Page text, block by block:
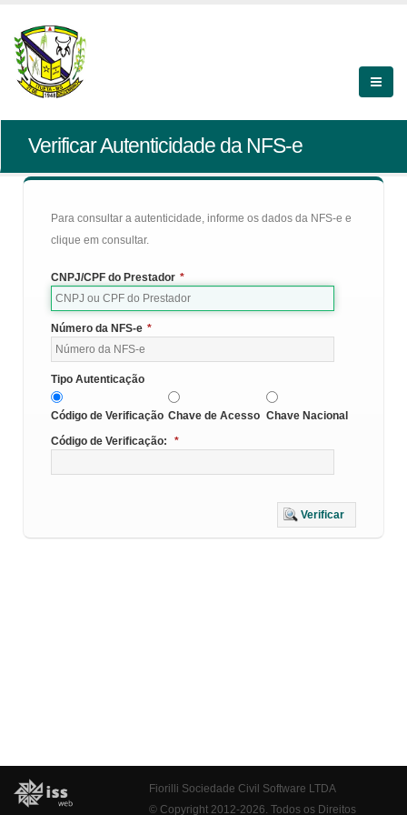
Verificar Autenticidade da NFS-e
Para consultar a autenticidade, informe os dados da NFS-e e
clique em consultar.
CNPJ/CPF do Prestador *
Número da NFS-e *
Tipo Autenticação
Código de Verificação Chave de Acesso Chave Nacional
Código de Verificação:
*
Verificar
Fiorilli Sociedade Civil Software LTDA
© Copyright 2012-2026. Todos os Direitos